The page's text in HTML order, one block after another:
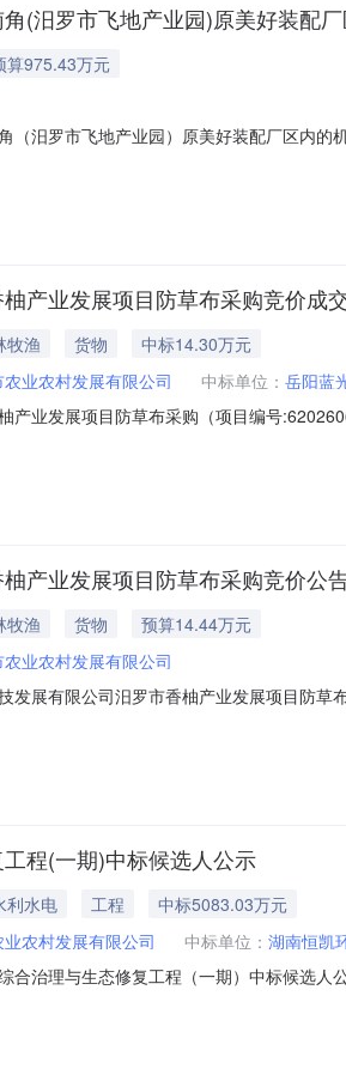
(汨罗市飞地产业园)原美好装配
算975.43万元
（汨罗市飞地产业园）原美好装配厂区内
市挂牌价格9,754,396.8元人民币挂牌期间
产业发展项目防草布采购竞价成
牧渔 货物
中标14.30万元
业农村发展有限公司 中标单位： 岳阳蓝
产业发展项目防草布采购（项目编号
止时间：2026-06-1509:33-2026-06-
产业发展项目防草布采购竞价公
牧渔 货物
预算14.44万元
业农村发展有限公司
发展有限公司汨罗市香柚产业发展项目防
控制金额(元)意向品牌汨罗湘夫人农业科
程(一期)中标候选人公示
利水电 工程
中标5083.03万元
农村发展有限公司 中标单位： 湖南恒凯
合治理与生态修复工程（一期）中标候选人